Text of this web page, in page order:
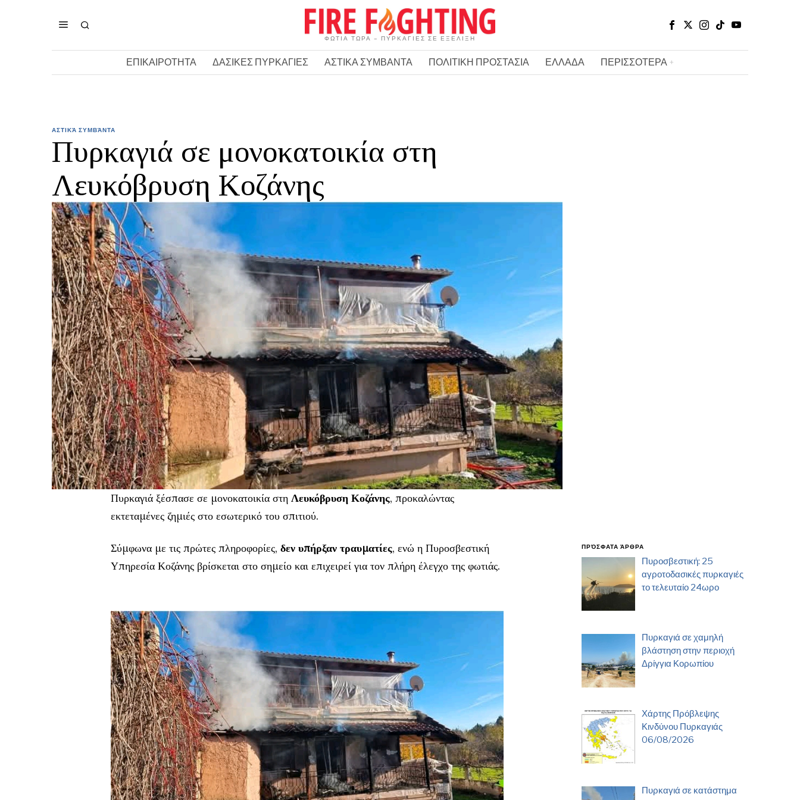
ΦΩΤΙΑ ΤΩΡΑ – ΠΥΡΚΑΓΙΕΣ ΣΕ ΕΞΕΛΙΞΗ
ΕΠΙΚΑΙΡΟΤΗΤΑ ΔΑΣΙΚΕΣ ΠΥΡΚΑΓΙΕΣ ΑΣΤΙΚΑ ΣΥΜΒΑΝΤΑ ΠΟΛΙΤΙΚΗ ΠΡΟΣΤΑΣΙΑ ΕΛΛΑΔΑ ΠΕΡΙΣΣΟΤΕΡΑ
ΑΣΤΙΚΆ ΣΥΜΒΆΝΤΑ
Πυρκαγιά σε μονοκατοικία στη
Λευκόβρυση Κοζάνης
Πυρκαγιά ξέσπασε σε μονοκατοικία στη Λευκόβρυση Κοζάνης, προκαλώντας
εκτεταμένες ζημιές στο εσωτερικό του σπιτιού.
Σύμφωνα με τις πρώτες πληροφορίες, δεν υπήρξαν τραυματίες, ενώ η Πυροσβεστική
Υπηρεσία Κοζάνης βρίσκεται στο σημείο και επιχειρεί για τον πλήρη έλεγχο της φωτιάς.
ΠΡΌΣΦΑΤΑ ΆΡΘΡΑ
Πυροσβεστική: 25
αγροτοδασικές πυρκαγιές
το τελευταίο 24ωρο
Πυρκαγιά σε χαμηλή
βλάστηση στην περιοχή
Δρίγγια Κορωπίου
Χάρτης Πρόβλεψης
Κινδύνου Πυρκαγιάς
06/08/2026
Πυρκαγιά σε κατάστημα